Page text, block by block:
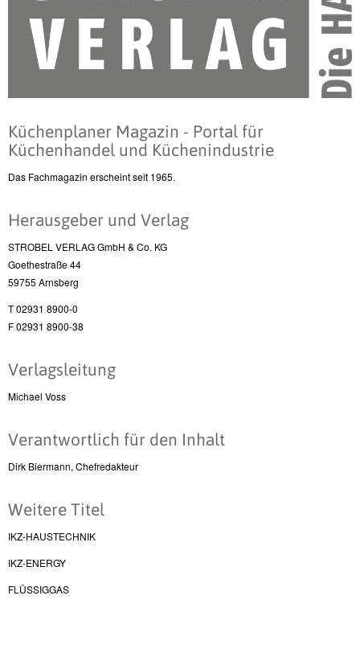
Küchenplaner Magazin - Portal für
Küchenhandel und Küchenindustrie
Das Fachmagazin erscheint seit 1965.
Herausgeber und Verlag
STROBEL VERLAG GmbH & Co. KG
Goethestraße 44
59755 Arnsberg
T 02931 8900-0
F 02931 8900-38
Verlagsleitung
Michael Voss
Verantwortlich für den Inhalt
Dirk Biermann, Chefredakteur
Weitere Titel
IKZ-HAUSTECHNIK
IKZ-ENERGY
FLÜSSIGGAS